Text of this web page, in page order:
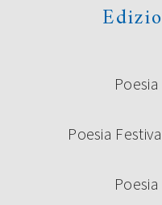
Poesia